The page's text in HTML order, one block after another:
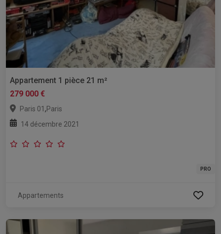
Appartement 1 pièce 21 m²
279 000 €
Paris 01 ,Paris
14 décembre 2021
PRO
Appartements